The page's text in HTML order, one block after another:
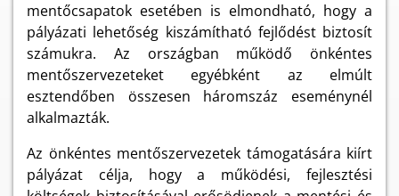
mentőcsapatok esetében is elmondható, hogy a
pályázati lehetőség kiszámítható fejlődést biztosít
számukra. Az országban működő önkéntes
mentőszervezeteket egyébként az elmúlt
esztendőben összesen háromszáz eseménynél
alkalmazták.
Az önkéntes mentőszervezetek támogatására kiírt
pályázat célja,
hogy a működési, fejlesztési